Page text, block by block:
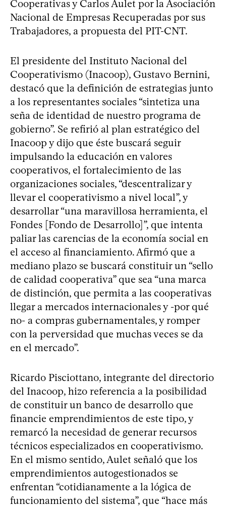
Cooperativas y Carlos Aulet por la Asociación
Nacional de Empresas Recuperadas por sus
Trabajadores, a propuesta del PIT-CNT.
El presidente del Instituto Nacional del
Cooperativismo (Inacoop), Gustavo Bernini,
destacó que la definición de estrategias junto
a los representantes sociales “sintetiza una
seña de identidad de nuestro programa de
gobierno”. Se refirió al plan estratégico del
Inacoop y dijo que éste buscará seguir
impulsando la educación en valores
cooperativos, el fortalecimiento de las
organizaciones sociales, “descentralizar y
llevar el cooperativismo a nivel local”, y
desarrollar “una maravillosa herramienta, el
Fondes [Fondo de Desarrollo]”, que intenta
paliar las carencias de la economía social en
el acceso al financiamiento. Afirmó que a
mediano plazo se buscará constituir un “sello
de calidad cooperativa” que sea “una marca
de distinción, que permita a las cooperativas
llegar a mercados internacionales y -por qué
no- a compras gubernamentales, y romper
con la perversidad que muchas veces se da
en el mercado”.
Ricardo Pisciottano, integrante del directorio
del Inacoop, hizo referencia a la posibilidad
de constituir un banco de desarrollo que
financie emprendimientos de este tipo, y
remarcó la necesidad de generar recursos
técnicos especializados en cooperativismo.
En el mismo sentido, Aulet señaló que los
emprendimientos autogestionados se
enfrentan “cotidianamente a la lógica de
funcionamiento del sistema”, que “hace más